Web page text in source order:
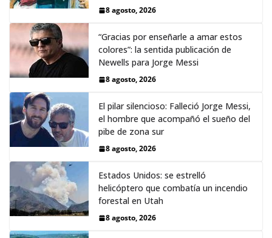
8 agosto, 2026
“Gracias por enseñarle a amar estos
colores”: la sentida publicación de
Newells para Jorge Messi
8 agosto, 2026
El pilar silencioso: Falleció Jorge Messi,
el hombre que acompañó el sueño del
pibe de zona sur
8 agosto, 2026
Estados Unidos: se estrelló
helicóptero que combatía un incendio
forestal en Utah
8 agosto, 2026